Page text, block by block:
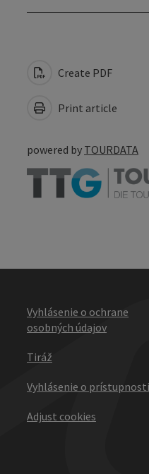
Create PDF
Print article
powered by TOURDATA
Vyhlásenie o ochrane
osobných údajov
Tiráž
Vyhlásenie o prístupnosti
Adjust cookies